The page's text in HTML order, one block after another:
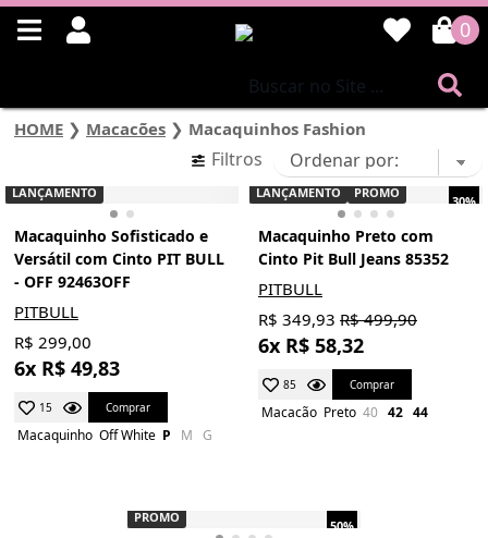
0
HOME ❯ Macacões ❯ Macaquinhos Fashion
Filtros
LANÇAMENTO
Macaquinho Sofisticado e
Versátil com Cinto PIT BULL
- OFF 92463OFF
PITBULL
R$ 299,00
6x R$ 49,83
15 Comprar
Macaquinho Off White P M G
30%
LANÇAMENTO PROMO
Macaquinho Preto com
Cinto Pit Bull Jeans 85352
PITBULL
R$ 349,93 R$ 499,90
6x R$ 58,32
85 Comprar
Macacão Preto 40 42 44
50%
PROMO